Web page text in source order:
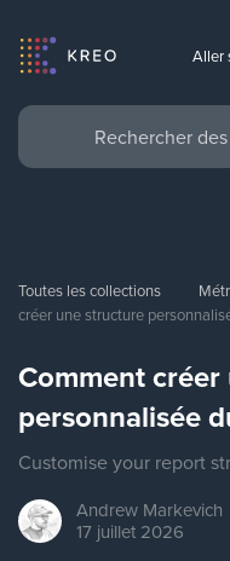
Aller
Toutes les collections
créer une structure
Comment
personnalisée
Customise your report
Andrew Markevich
17 juillet 2026